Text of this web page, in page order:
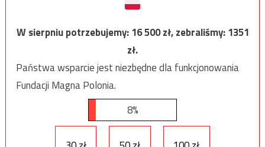
W sierpniu potrzebujemy:16 500zł, zebraliśmy:1351
zł.
Państwa wsparcie jest niezbędne dla funkcjonowania
Fundacji Magna Polonia.
8%